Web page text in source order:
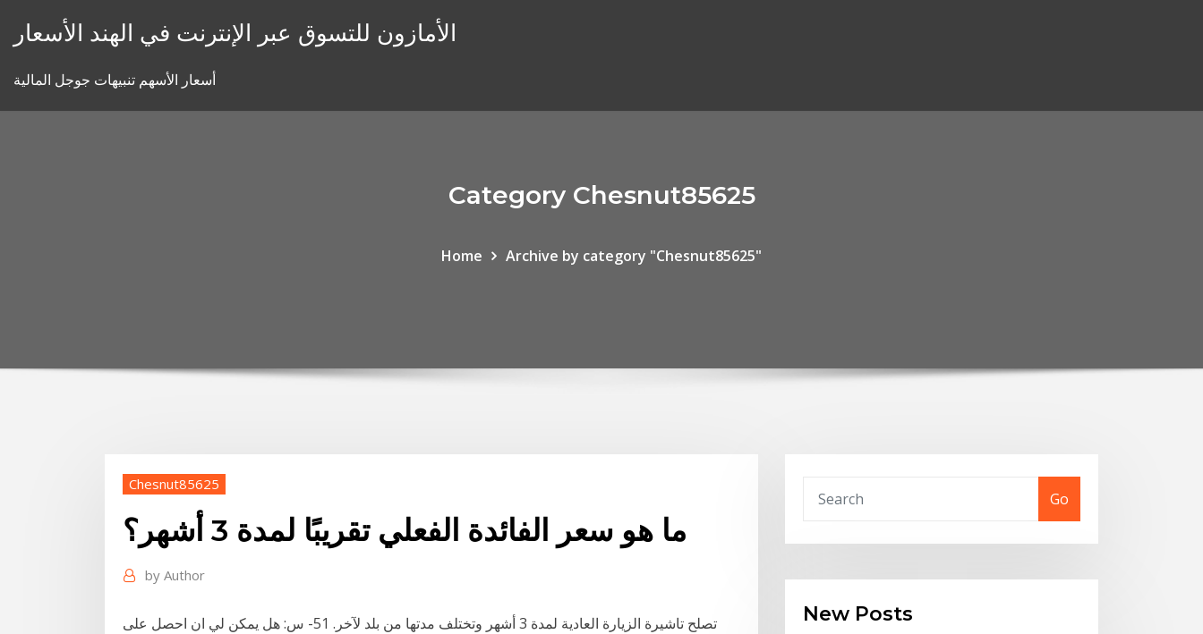
الأمازون للتسوق عبر الإنترنت في الهند الأسعار
أسعار الأسهم تنبيهات جوجل المالية
Category Chesnut85625
Home Archive by category "Chesnut85625"
Chesnut85625
ما هو سعر الفائدة الفعلي تقريبًا لمدة 3 أشهر؟
by Author
تصلح تاشيرة الزيارة العادية لمدة 3 أشهر وتختلف مدتها من بلد لآخر. 51- س: هل يمكن لي ان احصل على
Go
New Posts